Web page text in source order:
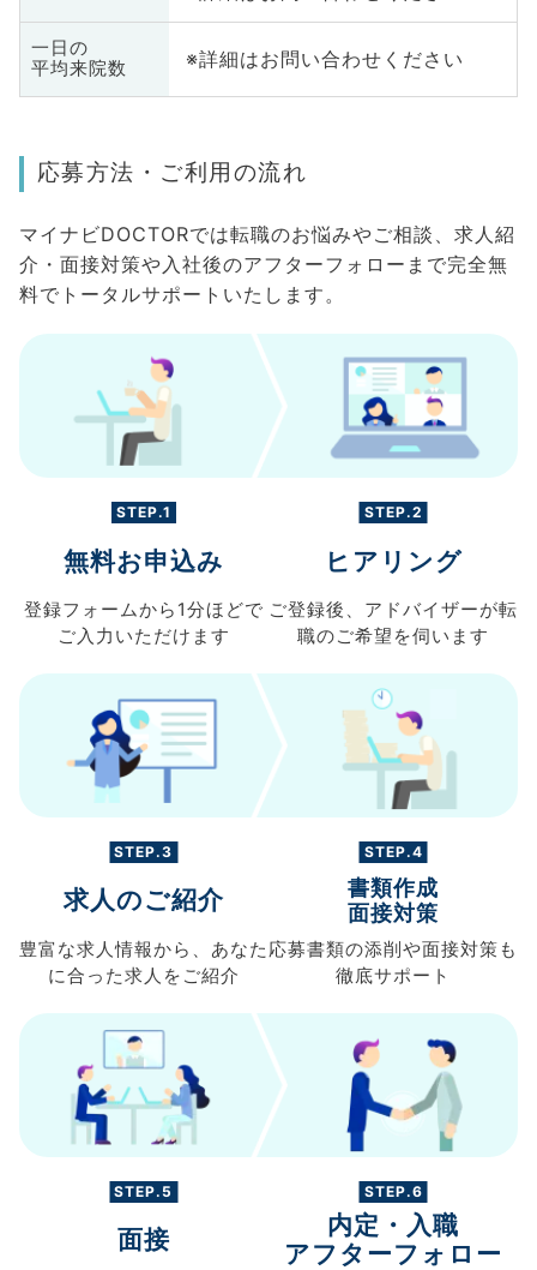
一日の
平均来院数
※詳細はお問い合わせください
応募方法・ご利用の流れ
マイナビDOCTORでは転職のお悩みやご相談、求人紹
介・面接対策や入社後のアフターフォローまで完全無
料でトータルサポートいたします。
STEP.1
無料お申込み
登録フォームから 1分ほどで
ご入力 いただけます
STEP.2
ヒアリング
ご登録後、 アドバイザーが転
職のご希望を伺います
STEP.3
求人のご紹介
豊富な求人情報から、 あなた
に合った求人を ご紹介
STEP.4
書類作成
面接対策
応募書類の添削や面接対策も
徹底サポート
STEP.5
面接
STEP.6
内定・入職
アフターフォロー